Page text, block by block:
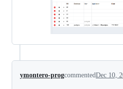
ymontero-progcommentedDec 10,